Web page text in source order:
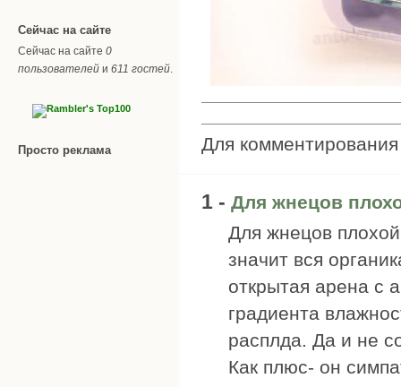
Сейчас на сайте
Сейчас на сайте 0
пользователей и 611 гостей
Просто реклама Для
1 - Для жнецов
Для жнецов
значит вся
открытая арена с
градиента
расплда. Да и не
Как плюс- он